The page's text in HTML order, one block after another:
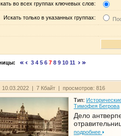
во всех группах ключевых слов:
Искать только в указанных группах:
3 4 5 6 7 8 9 10 11
10.03.2022 | 7 Кбайт | просмотров: 816
Тип:
Тимофея Бегрова
Дело
подробнее